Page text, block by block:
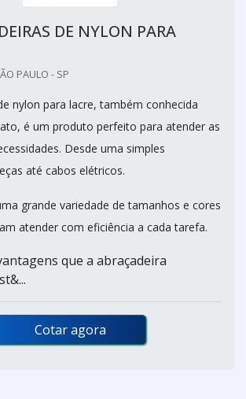
DE NYLON PARA
PAULO - SP
nylon para lacre, também conhecida
é um produto perfeito para atender as
Desde uma simples
até cabos elétricos.
grande variedade de tamanhos e cores
atender com eficiência a cada tarefa.
que a abraçadeira
Cotar agora